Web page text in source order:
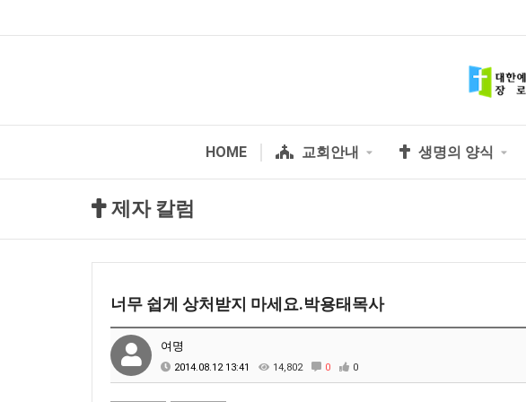
HOME 교회안내 생명의 양식
제자 칼럼
너무 쉽게 상처받지 마세요.박용태목사
여명
2014.08.12 13:41 14,802 0 0